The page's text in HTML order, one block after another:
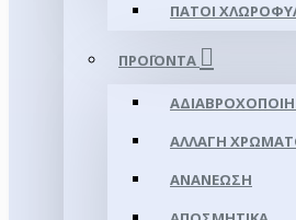
ΠΆΤΟΙ
ΠΡΟΪΌΝΤΑ
ΑΛΛΑΓΉ
ΑΝΑΝΈΩΣΗ